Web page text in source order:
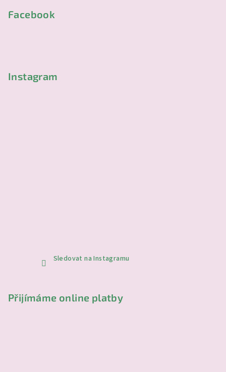
Facebook
Instagram
Sledovat na Instagramu
Přijímáme online platby